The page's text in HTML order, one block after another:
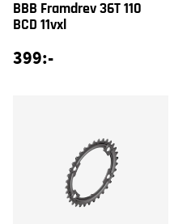
BBB Framdrev 36T 110
BCD 11vxl
399:-